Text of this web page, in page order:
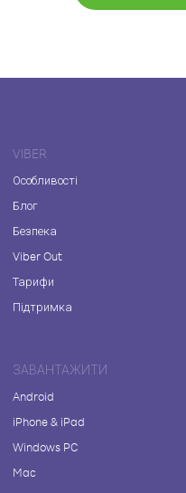
VIBER
Особливості
Блог
Безпека
Viber Out
Тарифи
Підтримка
ЗАВАНТАЖИТИ
Android
iPhone & iPad
Windows PC
Mac